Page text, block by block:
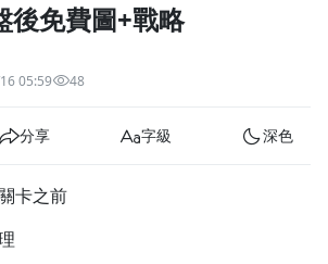
🚀 酷暑來襲．偷偷在冷氣房升級 📈⭐️ 【冷氣房
】◾單筆滿 NT$2,500 現折 NT$300◾活動期間：
（只有一週）-📣 酷暑季好康 \ 再加碼 /→ 點數回饋
任一課程 or 訂閱✅ 消費即享回饋 1% 點數✅ 滿
點數🎁 此為 PPA 官方帳號 Line@ 專屬活動，加
查看全部
後免費圖+戰略
05:59 48
分享 字級 深色
卡之前
播放速度
表 播放清單